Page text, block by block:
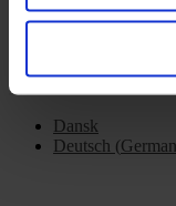
Copyright © 2022.
Dansk
Deutsch (German